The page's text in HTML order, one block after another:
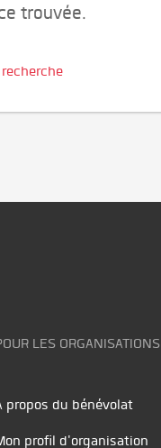
trouvée.
LES ORGANISATIONS
propos du bénévolat
profil d'organisation